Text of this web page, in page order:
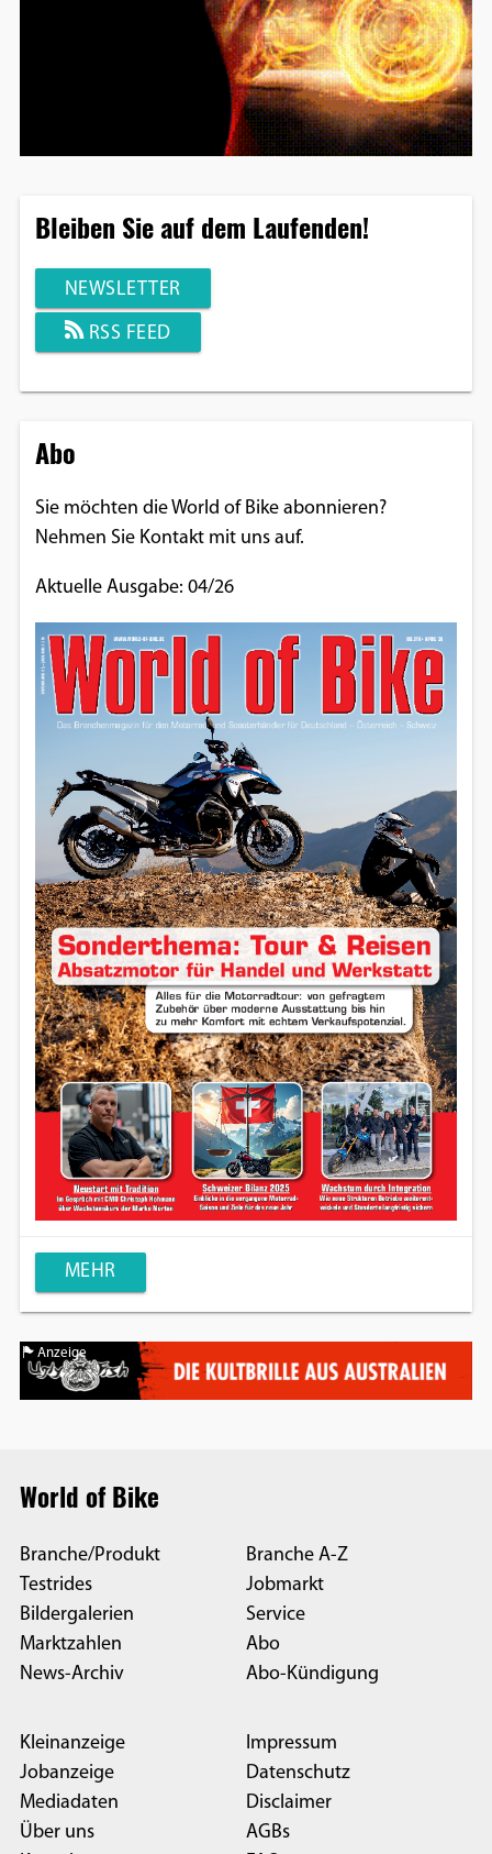
Bleiben Sie auf dem Laufenden!
NEWSLETTER
RSS FEED
Abo
Sie möchten die World of Bike abonnieren?
Nehmen Sie Kontakt mit uns auf.
Aktuelle Ausgabe: 04/26
MEHR
Anzeige
World of Bike
Branche/Produkt
Testrides
Bildergalerien
Marktzahlen
News-Archiv
Branche A-Z
Jobmarkt
Service
Abo
Abo-Kündigung
Kleinanzeige
Jobanzeige
Mediadaten
Über uns
Impressum
Datenschutz
Disclaimer
AGBs